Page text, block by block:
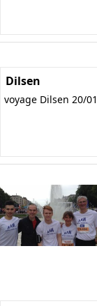
Dilsen
voyage Dilsen 20/